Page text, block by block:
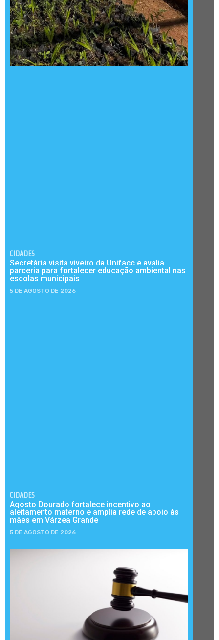
CIDADES
Secretária visita viveiro da Unifacc e avalia
parceria para fortalecer educação ambiental nas
escolas municipais
5 DE AGOSTO DE 2026
CIDADES
Agosto Dourado fortalece incentivo ao
aleitamento materno e amplia rede de apoio às
mães em Várzea Grande
5 DE AGOSTO DE 2026